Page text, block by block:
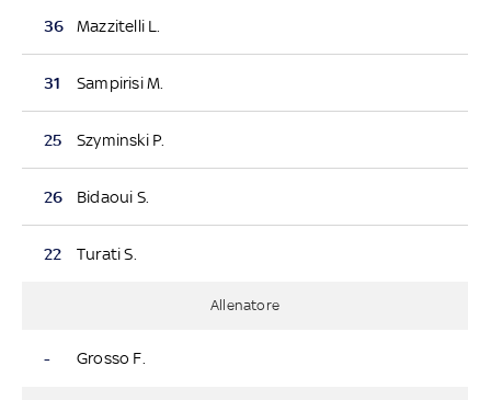
36 Mazzitelli L.
31 Sampirisi M.
25 Szyminski P.
26 Bidaoui S.
22 Turati S.
Allenatore
- Grosso F.